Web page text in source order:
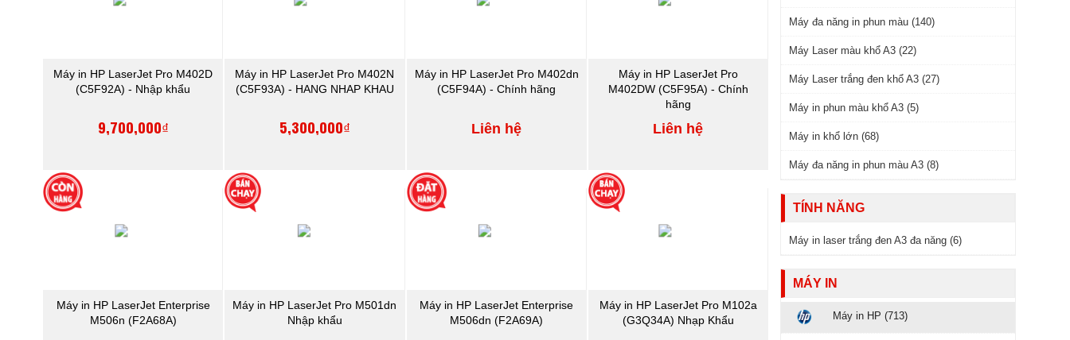
Máy in HP LaserJet Pro M402D
(C5F92A) - Nhập khẩu
9,700,000₫
Máy in HP LaserJet Pro M402N
(C5F93A) - HANG NHAP KHAU
5,300,000₫
Máy in HP LaserJet Pro M402dn
(C5F94A) - Chính hãng
Liên hệ
Máy in HP LaserJet Pro
M402DW (C5F95A) - Chính
hãng
Liên hệ
Máy in HP LaserJet Enterprise
M506n (F2A68A)
Máy in HP LaserJet Pro M501dn
Nhập khẩu
Máy in HP LaserJet Enterprise
M506dn (F2A69A)
Máy in HP LaserJet Pro M102a
(G3Q34A) Nhạp Khẩu
Máy đa năng in phun màu (140)
Máy Laser màu khổ A3 (22)
Máy Laser trắng đen khổ A3 (27)
Máy in phun màu khổ A3 (5)
Máy in khổ lớn (68)
Máy đa năng in phun màu A3 (8)
TÍNH NĂNG
Máy in laser trắng đen A3 đa năng (6)
MÁY IN
Máy in HP (713)